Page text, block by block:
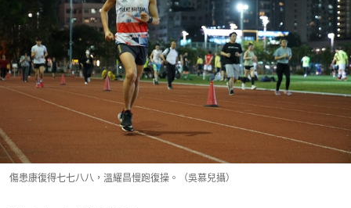
傷患康復得七七八八，溫耀昌慢跑復操。（吳慕兒攝）